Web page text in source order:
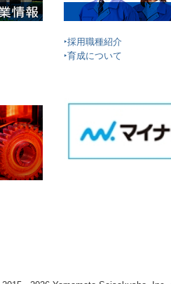
‣採用職種紹介
‣育成について